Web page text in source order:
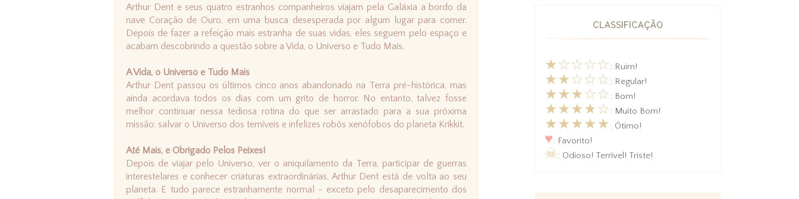
Arthur Dent e seus quatro estranhos companheiros viajam pela Galáxia a bordo da
nave Coração de Ouro, em uma busca desesperada por algum lugar para comer.
Depois de fazer a refeição mais estranha de suas vidas, eles seguem pelo espaço e
acabam descobrindo a questão sobre a Vida, o Universo e Tudo Mais.
A Vida, o Universo e Tudo Mais
Arthur Dent passou os últimos cinco anos abandonado na Terra pré-histórica, mas
ainda acordava todos os dias com um grito de horror. No entanto, talvez fosse
melhor continuar nessa tediosa rotina do que ser arrastado para a sua próxima
missão: salvar o Universo dos temíveis e infelizes robôs xenófobos do planeta Krikkit.
Até Mais, e Obrigado Pelos Peixes!
Depois de viajar pelo Universo, ver o aniquilamento da Terra, participar de guerras
interestelares e conhecer criaturas extraordinárias, Arthur Dent está de volta ao seu
planeta. E tudo parece estranhamente normal - exceto pelo desaparecimento dos
CLASSIFICAÇÃO
★☆☆☆☆: Ruim!
★★☆☆☆: Regular!
★★★☆☆: Bom!
★★★★☆: Muito Bom!
★★★★★: Ótimo!
♥: Favorito!
☠: Odioso! Terrível! Triste!